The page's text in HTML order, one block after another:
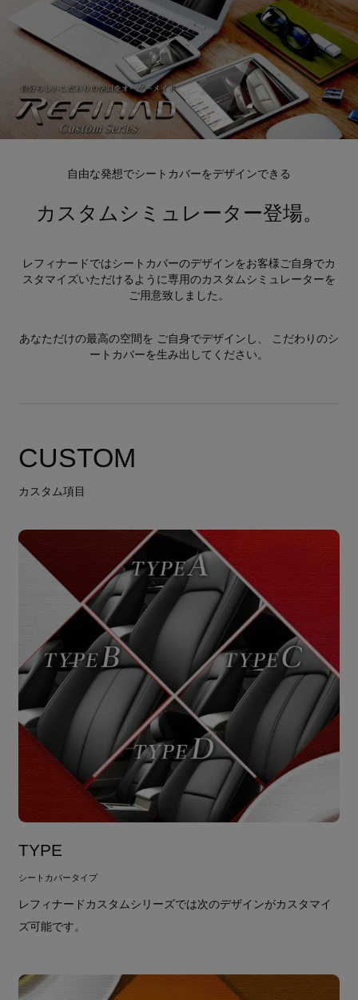
自由な発想でシートカバーをデザインできる
カスタムシミュレーター登場。
レフィナードではシートカバーのデザインをお客様ご自身でカ
スタマイズいただけるように専用のカスタムシミュレーターを
ご用意致しました。
あなただけの最高の空間を ご自身でデザインし、 こだわりのシ
ートカバーを生み出してください。
CUSTOM
カスタム項目
TYPE
シートカバータイプ
レフィナードカスタムシリーズでは次のデザインがカスタマイ
ズ可能です。